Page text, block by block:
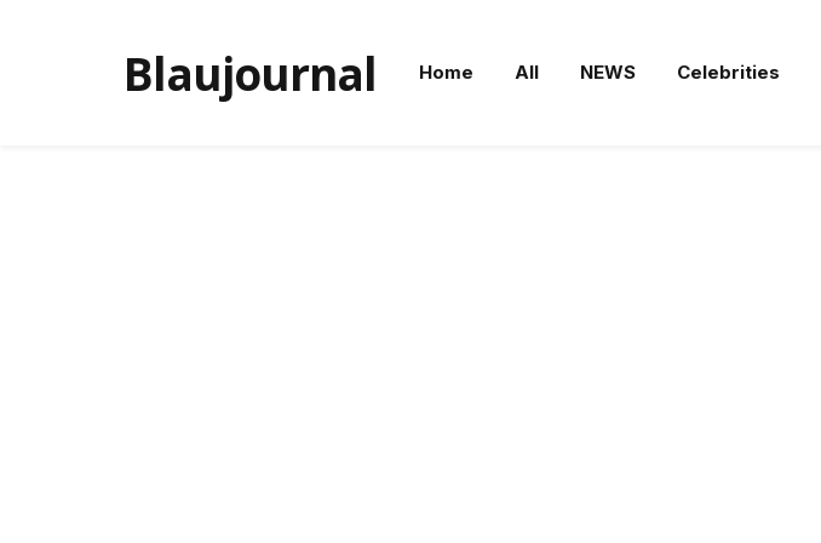
Blaujournal Home All NEWS Celebrities